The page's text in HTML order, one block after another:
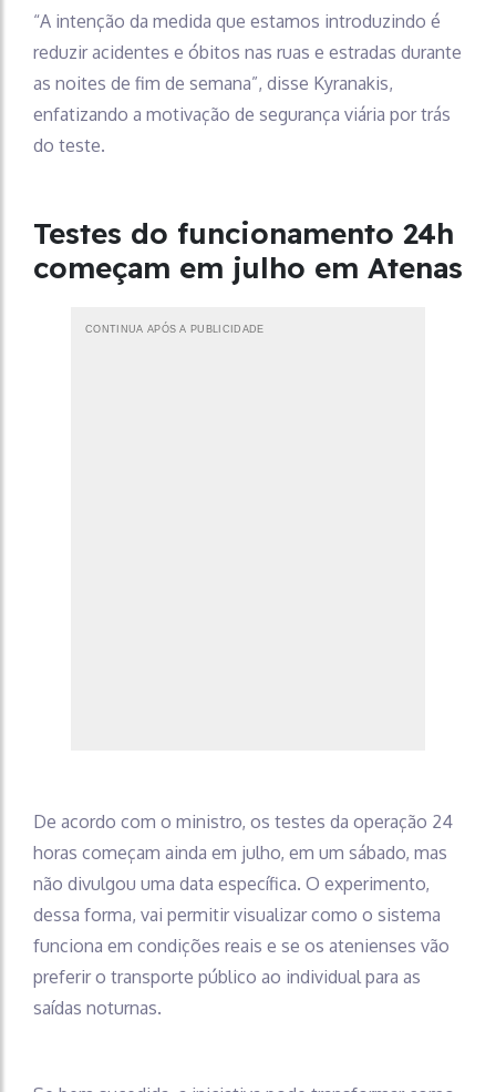
“A intenção da medida que estamos introduzindo é
reduzir acidentes e óbitos nas ruas e estradas durante
as noites de fim de semana”, disse Kyranakis,
enfatizando a motivação de segurança viária por trás
do teste.
Testes do funcionamento 24h
começam em julho em Atenas
CONTINUA APÓS A PUBLICIDADE
De acordo com o ministro, os testes da operação 24
horas começam ainda em julho, em um sábado, mas
não divulgou uma data específica. O experimento,
dessa forma, vai permitir visualizar como o sistema
funciona em condições reais e se os atenienses vão
preferir o transporte público ao individual para as
saídas noturnas.